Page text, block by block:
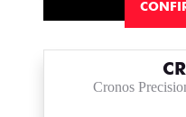
Cronos